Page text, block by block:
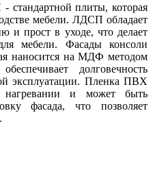
стандартной плиты, которая
мебели. ЛДСП обладает
и прост в уходе, что делает
мебели. Фасады консоли
наносится на МДФ методом
долговечность
эксплуатации. Пленка ПВХ
нагревании и может быть
фасада, что позволяет